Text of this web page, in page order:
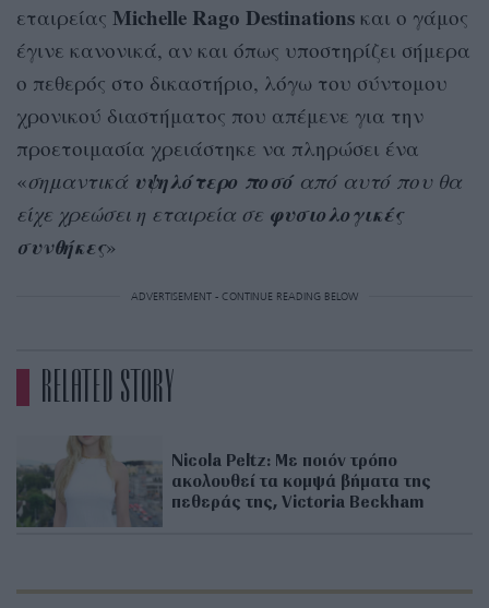
εταιρείας Michelle Rago Destinations και ο γάμος
έγινε κανονικά, αν και όπως υποστηρίζει σήμερα
ο πεθερός στο δικαστήριο, λόγω του σύντομου
χρονικού διαστήματος που απέμενε για την
προετοιμασία χρειάστηκε να πληρώσει ένα
«σημαντικά υψηλότερο ποσό από αυτό που θα
είχε χρεώσει η εταιρεία σε φυσιολογικές
συνθήκες»
ADVERTISEMENT - CONTINUE READING BELOW
RELATED STORY
Nicola Peltz: Με ποιόν τρόπο
ακολουθεί τα κομψά βήματα της
πεθεράς της, Victoria Beckham